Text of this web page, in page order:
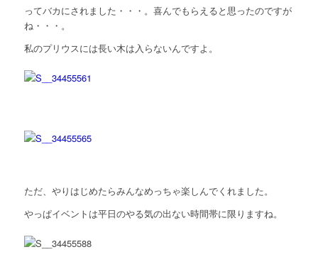
ってバカにされました・・・。喜んでもらえると思ったのですが
ね・・・。
私のプリウスには長い木は入らないんですよ。
ただ、やりはじめたらみんなめっちゃ楽しんでくれました。
やっぱイベントは平日のやる気の出ない時間帯に限りますね。